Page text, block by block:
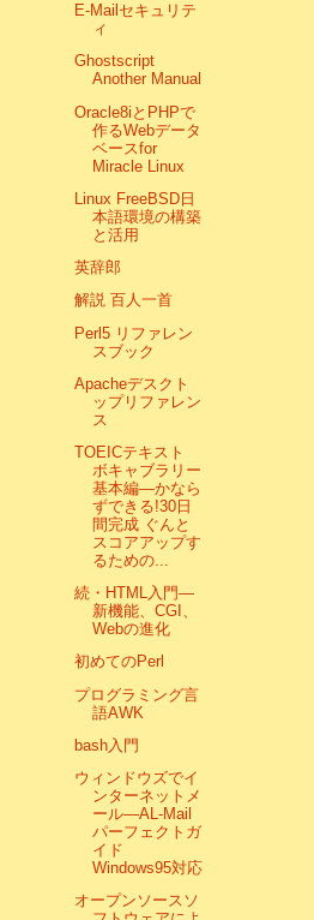
E‐Mailセキュリテ
ィ
Ghostscript
Another Manual
Oracle8iとPHPで
作るWebデータ
ベースfor
Miracle Linux
Linux FreeBSD日
本語環境の構築
と活用
英辞郎
解説 百人一首
Perl5 リファレン
スブック
Apacheデスクト
ップリファレン
ス
TOEICテキスト
ボキャブラリー
基本編―かなら
ずできる!30日
間完成 ぐんと
スコアアップす
るための...
続・HTML入門―
新機能、CGI、
Webの進化
初めてのPerl
プログラミング言
語AWK
bash入門
ウィンドウズでイ
ンターネットメ
ール―AL‐Mail
パーフェクトガ
イド
Windows95対応
オープンソースソ